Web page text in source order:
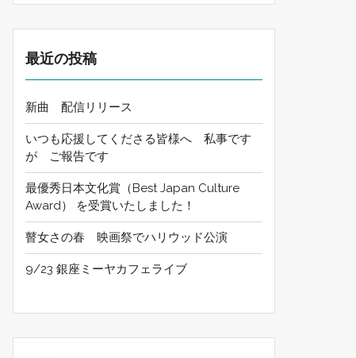
最近の投稿
新曲 配信リリース
いつも応援してくださる皆様へ 私事です
が ご報告です
最優秀日本文化賞（Best Japan Culture
Award） を受賞いたしました！
瞽女さの春 映画祭でハリウッド公演
9/23 銀座ミーヤカフェライブ